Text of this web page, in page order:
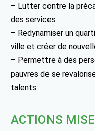
– Lutter contre la
des services
– Redynamiser un
ville et créer de
– Permettre à des
pauvres de se
talents
ACTIONS